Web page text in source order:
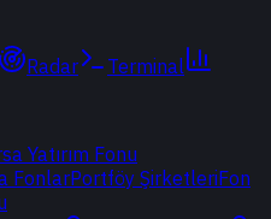
Radar
Terminal
Yatırım Fonu
FonlarPortföy ŞirketleriFon